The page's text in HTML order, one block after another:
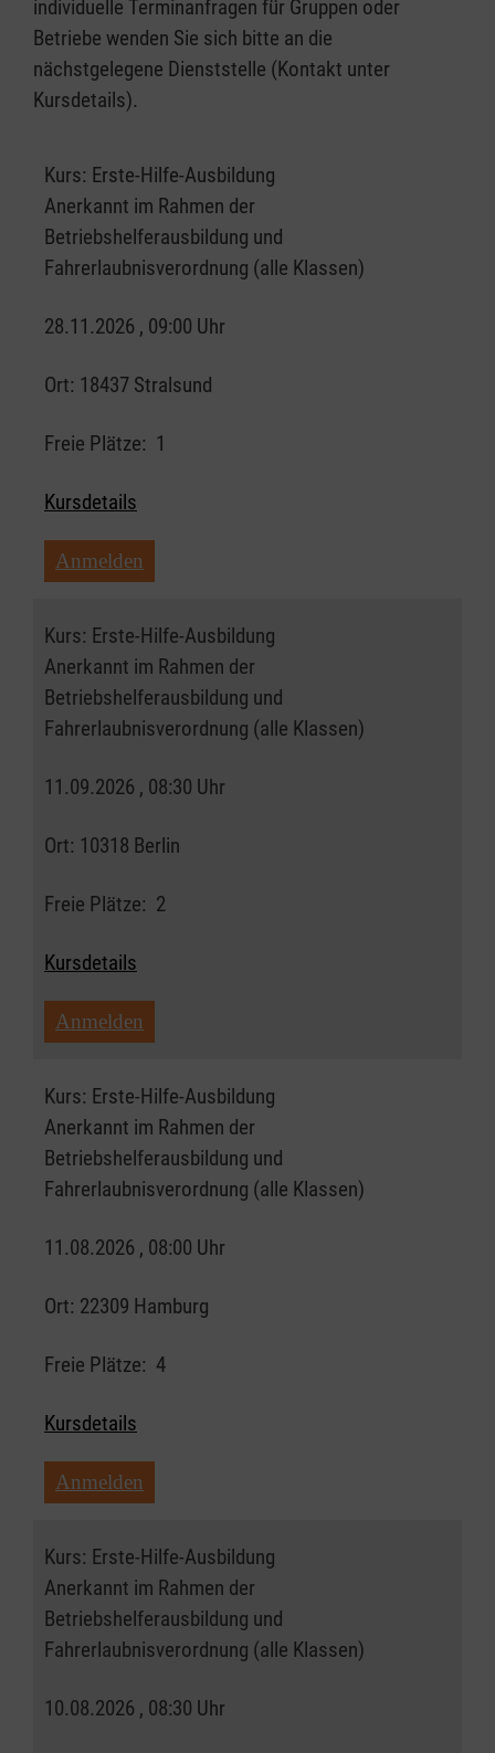
individuelle Terminanfragen für Gruppen oder
Betriebe wenden Sie sich bitte an die
nächstgelegene Dienststelle (Kontakt unter
Kursdetails).
Kurs: Erste-Hilfe-Ausbildung
Anerkannt im Rahmen der
Betriebshelferausbildung und
Fahrerlaubnisverordnung (alle Klassen)
28.11.2026 , 09:00 Uhr
Ort: 18437 Stralsund
Freie Plätze: 1
Kursdetails
Anmelden
Kurs: Erste-Hilfe-Ausbildung
Anerkannt im Rahmen der
Betriebshelferausbildung und
Fahrerlaubnisverordnung (alle Klassen)
11.09.2026 , 08:30 Uhr
Ort: 10318 Berlin
Freie Plätze: 2
Kursdetails
Anmelden
Kurs: Erste-Hilfe-Ausbildung
Anerkannt im Rahmen der
Betriebshelferausbildung und
Fahrerlaubnisverordnung (alle Klassen)
11.08.2026 , 08:00 Uhr
Ort: 22309 Hamburg
Freie Plätze: 4
Kursdetails
Anmelden
Kurs: Erste-Hilfe-Ausbildung
Anerkannt im Rahmen der
Betriebshelferausbildung und
Fahrerlaubnisverordnung (alle Klassen)
10.08.2026 , 08:30 Uhr